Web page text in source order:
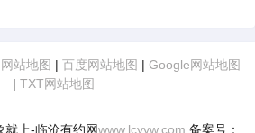
网站地图 | 百度网站地图 | Google网站地图
| TXT网站地图
就上-临沧有约网www.lcyyw.com 备案号：